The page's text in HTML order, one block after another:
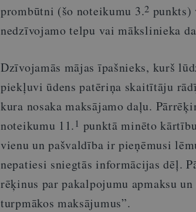
prombūtni (šo noteikumu 3.2
nedzīvojamo telpu vai mākslinieka
Dzīvojamās mājas īpašnieks, kurš
piekļuvi ūdens patēriņa skaitītāju
kura nosaka maksājamo daļu.
noteikumu 11.1 punktā minēto
vienu un pašvaldība ir pieņēmusi
nepatiesi sniegtās informācijas dēļ.
rēķinus par pakalpojumu apmaksu
turpmākos maksājumus”.